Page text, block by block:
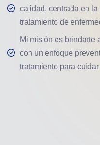
calidad, centrada en
tratamiento de
Mi misión es brindarte
con un enfoque
tratamiento para